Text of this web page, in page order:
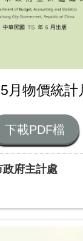
月物價統計
下載PDF檔
政府主計處